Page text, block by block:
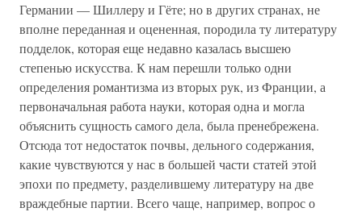
Германии — Шиллеру и Гёте; но в других странах, не
вполне переданная и оцененная, породила ту литературу
подделок, которая еще недавно казалась высшею
степенью искусства. К нам перешли только одни
определения романтизма из вторых рук, из Франции, а
первоначальная работа науки, которая одна и могла
объяснить сущность самого дела, была пренебрежена.
Отсюда тот недостаток почвы, дельного содержания,
какие чувствуются у нас в большей части статей этой
эпохи по предмету, разделившему литературу на две
враждебные партии. Всего чаще, например, вопрос о